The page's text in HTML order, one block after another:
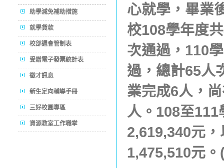
助學減免補助措施
就學貸款
校部週會管制表
受贈電子發票統計表
徵才訊息
新生定向輔導手冊
三好校園專區
資源教室工作職掌
心就學，畢業
校108學年度
次通過，110
過，總計65人
業完成6人，
人。108至
2,619,340元
1,475,510元